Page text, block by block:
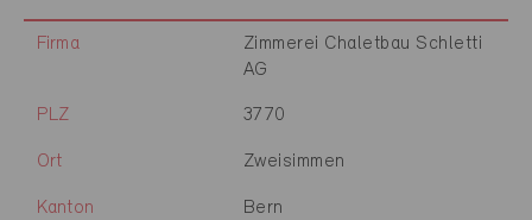
Firma
Zimmerei Chaletbau Schletti
AG
PLZ 3770
Ort Zweisimmen
Kanton Bern